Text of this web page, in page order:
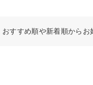
おすすめ順や新着順からお